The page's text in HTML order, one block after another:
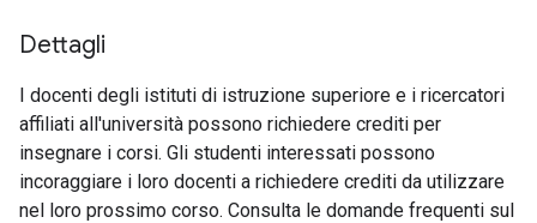
Dettagli
I docenti degli istituti di istruzione superiore e i ricercatori
affiliati all'università possono richiedere crediti per
insegnare i corsi. Gli studenti interessati possono
incoraggiare i loro docenti a richiedere crediti da utilizzare
nel loro prossimo corso. Consulta le domande frequenti sul